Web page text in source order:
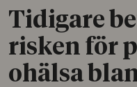
Tidigare
risken för
ohälsa